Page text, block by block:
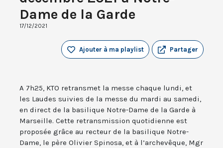
Dame de la Garde
17/12/2021
Partager
Ajouter à ma playlist
A 7h25, KTO retransmet la messe chaque lundi, et
les Laudes suivies de la messe du mardi au samedi,
en direct de la basilique Notre-Dame de la Garde à
Marseille. Cette retransmission quotidienne est
proposée grâce au recteur de la basilique Notre-
Dame, le père Olivier Spinosa, et à l’archevêque, Mgr